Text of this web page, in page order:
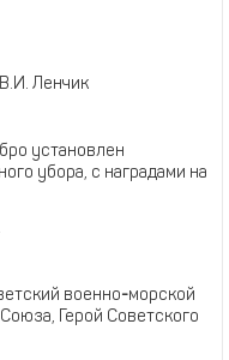
Ленчик
установлен
убора, с наградами на
военно-морской
Герой Советского